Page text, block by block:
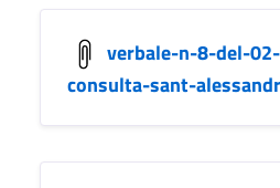
verbale-n-8-del-
consulta-sant-